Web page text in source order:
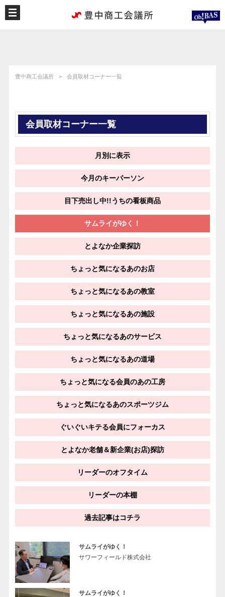
豊中商工会議所 会員取材コーナー一覧
会員取材コーナー一覧
月別に表示
今月のキーパーソン
目下売出し中!!うちの看板商品
サムライがゆく！
とよなか企業探訪
ちょっと気になるあのお店
ちょっと気になるあの教室
ちょっと気になるあの施設
ちょっと気になるあのサービス
ちょっと気になるあの道場
ちょっと気になる会員のあの工房
ちょっと気になるあのスポーツジム
ぐいぐいキテる会員にフォーカス
とよなか老舗＆新企業(お店)探訪
リーダーのオフタイム
リーダーの本棚
過去記事はコチラ
サムライがゆく！
サワーフィールド株式会社
サムライがゆく！